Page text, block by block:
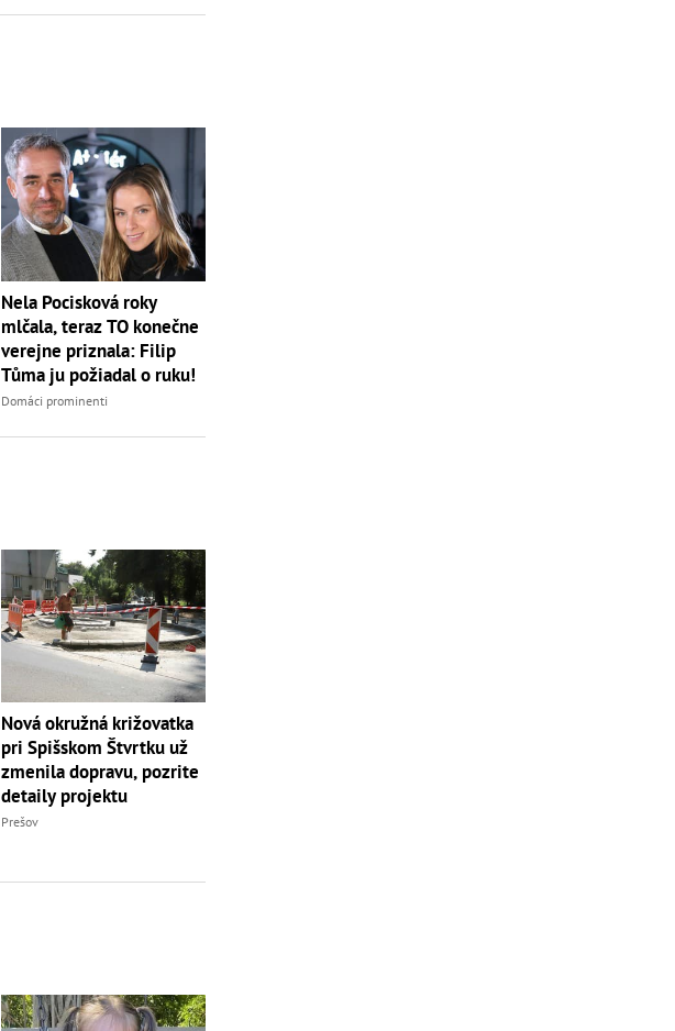
Nela Pocisková roky
mlčala, teraz TO konečne
verejne priznala: Filip
Tůma ju požiadal o ruku!
Domáci prominenti
Nová okružná križovatka
pri Spišskom Štvrtku už
zmenila dopravu, pozrite
detaily projektu
Prešov